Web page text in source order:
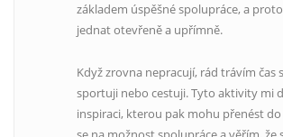
základem úspěšné spolupráce, a
jednat otevřeně a upřímně.
Když zrovna nepracují, rád trávím čas
sportuji nebo cestuji. Tyto aktivity mi
inspiraci, kterou pak mohu přenést do